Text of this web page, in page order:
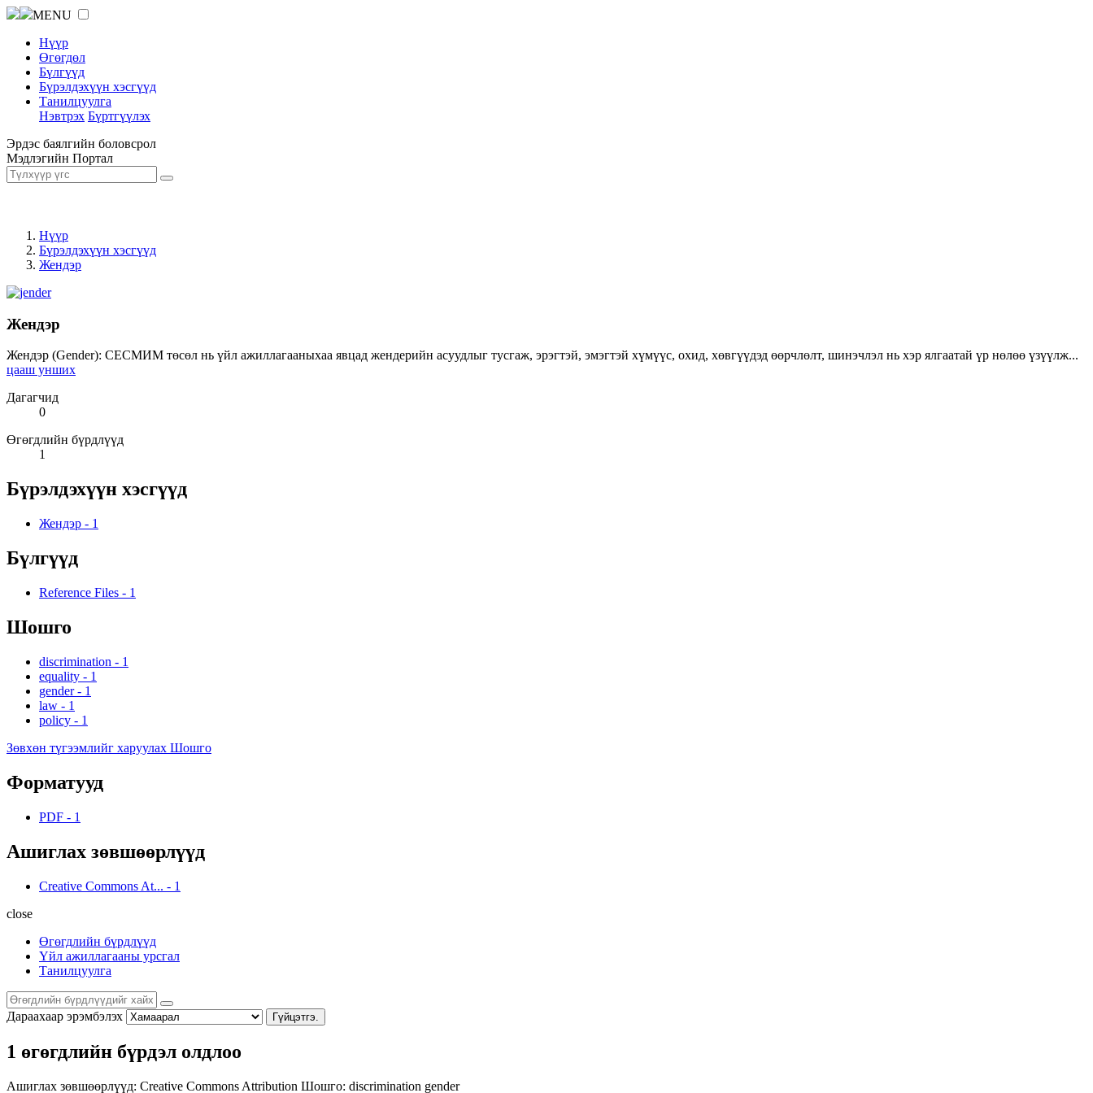
MENU
Нүүр
Өгөгдөл
Бүлгүүд
Бүрэлдэхүүн хэсгүүд
Танилцуулга
Нэвтрэх Бүртгүүлэх
Эрдэс баялгийн боловсрол
Мэдлэгийн Портал
Нүүр
Бүрэлдэхүүн хэсгүүд
Жендэр
Жендэр
Жендэр (Gender): СЕСМИМ төсөл нь үйл ажиллагааныхаа явцад жендерийн асуудлыг тусгаж, эрэгтэй, эмэгтэй хүмүүс, охид, хөвгүүдэд өөрчлөлт, шинэчлэл нь хэр ялгаатай үр нөлөө үзүүлж...
цааш унших
Дагагчид
0
Өгөгдлийн бүрдлүүд
1
Бүрэлдэхүүн хэсгүүд
Жендэр - 1
Бүлгүүд
Reference Files - 1
Шошго
discrimination - 1
equality - 1
gender - 1
law - 1
policy - 1
Зөвхөн түгээмлийг харуулах Шошго
Форматууд
PDF - 1
Ашиглах зөвшөөрлүүд
Creative Commons At... - 1
close
Өгөгдлийн бүрдлүүд
Үйл ажиллагааны урсгал
Танилцуулга
Дараахаар эрэмбэлэх Гүйцэтгэ.
1 өгөгдлийн бүрдэл олдлоо
Ашиглах зөвшөөрлүүд: Creative Commons Attribution Шошго: discrimination gender